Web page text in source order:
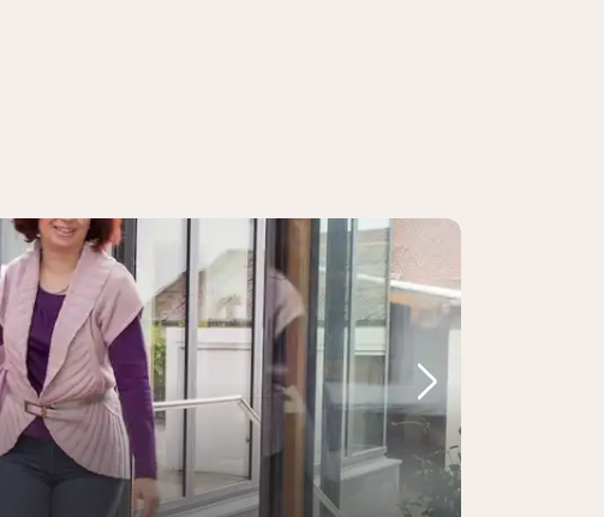
Volgende foto